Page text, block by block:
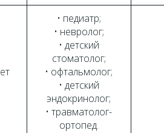
• педиатр;
• невролог;
• детский
стоматолог;
• офтальмолог;
• детский
эндокринолог;
• травматолог-
ортопед.